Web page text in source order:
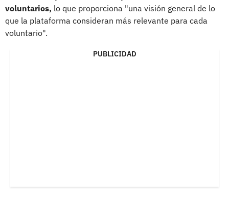
voluntarios, lo que proporciona "una visión general de lo
que la plataforma consideran más relevante para cada
voluntario".
PUBLICIDAD